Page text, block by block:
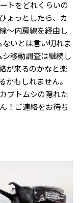
トをどれくらいの
ょっとしたら、カ
～内房線を経由し
いとは言い切れま
移動調査は継続し
が来るのかなと楽
かもしれません。
ブトムシの隠れた
！ご連絡をお待ち